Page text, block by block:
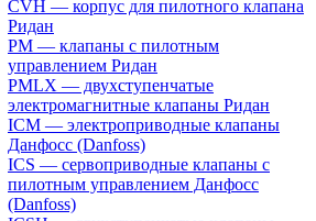
CVH — корпус для пилотного клапана
Ридан
PM — клапаны с пилотным
управлением Ридан
PMLX — двухступенчатые
электромагнитные клапаны Ридан
ICM — электроприводные клапаны
Данфосс (Danfoss)
ICS — сервоприводные клапаны с
пилотным управлением Данфосс
(Danfoss)